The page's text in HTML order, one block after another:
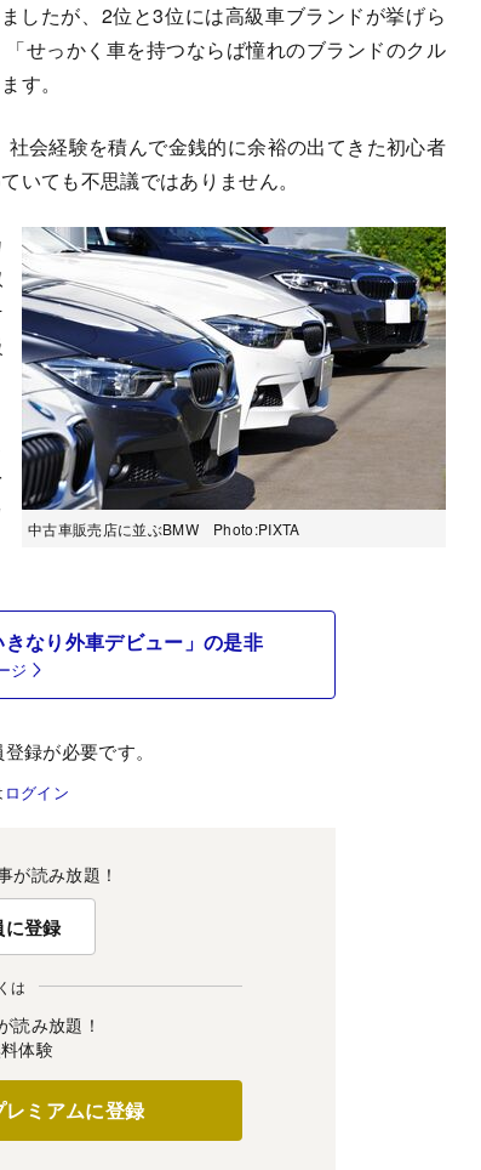
したが、2位と3位には高級車ブランドが挙げら
せっかく車を持つならば憧れのブランドのクル
す。
会経験を積んで金銭的に余裕の出てきた初心者
いても不思議ではありません。
中古車販売店に並ぶBMW Photo:PIXTA
なり外車デビュー」の是非
ジ
録が必要です。
ログイン
が読み放題！
に登録
は
読み放題！
体験
ミアムに登録